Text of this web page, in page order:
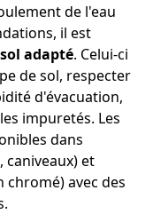
de l'eau
il est
adapté. Celui-ci
de sol, respecter
d'évacuation,
impuretés. Les
dans
et
chromé) avec des